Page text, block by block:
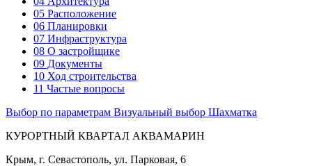
05 Расположение
06 Планировки
07 Инфраструктура
08 О застройщике
09 Документы
10 Ход строительства
11 Частые вопросы
Выбор по параметрам Визуальный выбор Шахматка
КУРОРТНЫЙ КВАРТАЛ АКВАМАРИН
Крым, г. Севастополь, ул. Парковая, 6